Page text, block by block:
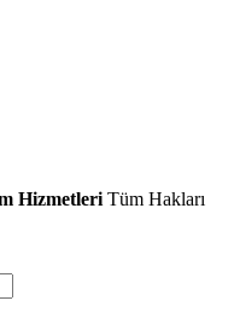
Hizmetleri Tüm Hakları